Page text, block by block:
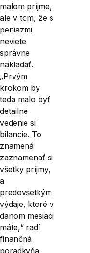
malom príjme,
ale v tom, že s
peniazmi
neviete
správne
nakladať.
„Prvým
krokom by
teda malo byť
detailné
vedenie si
bilancie. To
znamená
zaznamenať si
všetky príjmy,
a
predovšetkým
výdaje, ktoré v
danom mesiaci
máte,“ radí
finančná
poradkyňa.